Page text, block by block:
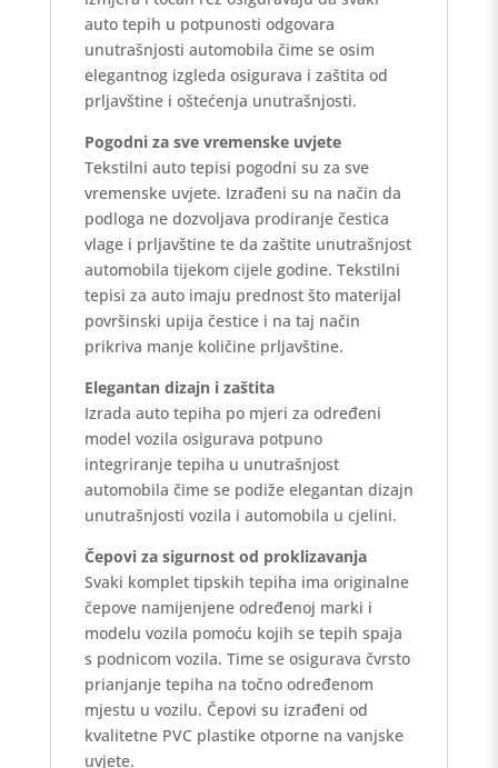
auto tepih u potpunosti odgovara
unutrašnjosti automobila čime se osim
elegantnog izgleda osigurava i zaštita od
prljavštine i oštećenja unutrašnjosti.
Pogodni za sve vremenske uvjete
Tekstilni auto tepisi pogodni su za sve
vremenske uvjete. Izrađeni su na način da
podloga ne dozvoljava prodiranje čestica
vlage i prljavštine te da zaštite unutrašnjost
automobila tijekom cijele godine. Tekstilni
tepisi za auto imaju prednost što materijal
površinski upija čestice i na taj način
prikriva manje količine prljavštine.
Elegantan dizajn i zaštita
Izrada auto tepiha po mjeri za određeni
model vozila osigurava potpuno
integriranje tepiha u unutrašnjost
automobila čime se podiže elegantan dizajn
unutrašnjosti vozila i automobila u cjelini.
Čepovi za sigurnost od proklizavanja
Svaki komplet tipskih tepiha ima originalne
čepove namijenjene određenoj marki i
modelu vozila pomoću kojih se tepih spaja
s podnicom vozila. Time se osigurava čvrsto
prianjanje tepiha na točno određenom
mjestu u vozilu. Čepovi su izrađeni od
kvalitetne PVC plastike otporne na vanjske
uvjete.